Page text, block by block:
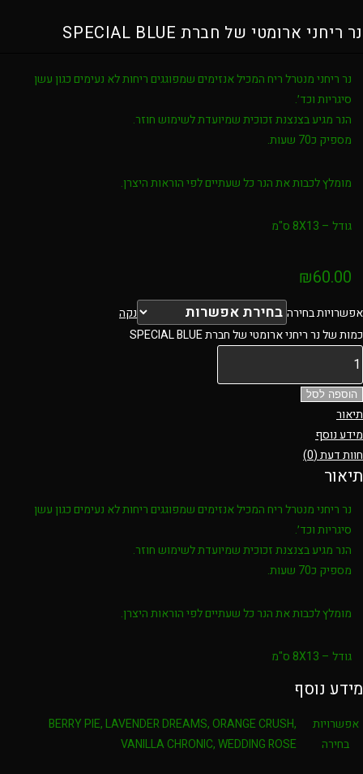
נר ריחני ארומטי של חברת SPECIAL BLUE
נר ריחני מנטרל ריח המכיל אנזימים שמפוגגים ריחות לא נעימים כגון עשן
סיגריות וכד׳.
הנר מגיע בצנצנת זכוכית שמיועדת לשימוש חוזר.
מספיק כ70 שעות.
מומלץ לכבות את הנר כל שעתיים לפי הוראות היצרן.
גודל – 8X13 ס"מ
₪60.00
אפשרויות בחירה
נקה
כמות של נר ריחני ארומטי של חברת SPECIAL BLUE
הוספה לסל
תיאור
מידע נוסף
חוות דעת (0)
תיאור
נר ריחני מנטרל ריח המכיל אנזימים שמפוגגים ריחות לא נעימים כגון עשן
סיגריות וכד׳.
הנר מגיע בצנצנת זכוכית שמיועדת לשימוש חוזר.
מספיק כ70 שעות.
מומלץ לכבות את הנר כל שעתיים לפי הוראות היצרן.
גודל – 8X13 ס"מ
מידע נוסף
אפשרויות
בחירה
BERRY PIE, LAVENDER DREAMS, ORANGE CRUSH,
VANILLA CHRONIC, WEDDING ROSE